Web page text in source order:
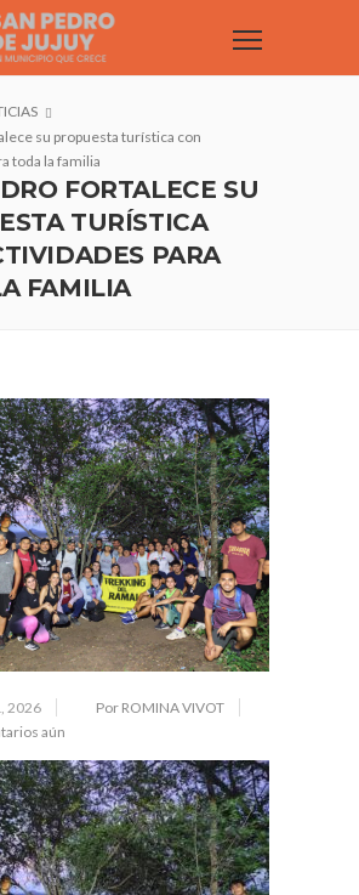
su propuesta turística con
toda la familia
FORTALECE SU
TURÍSTICA
PARA
FAMILIA
2026
Por ROMINA VIVOT
aún